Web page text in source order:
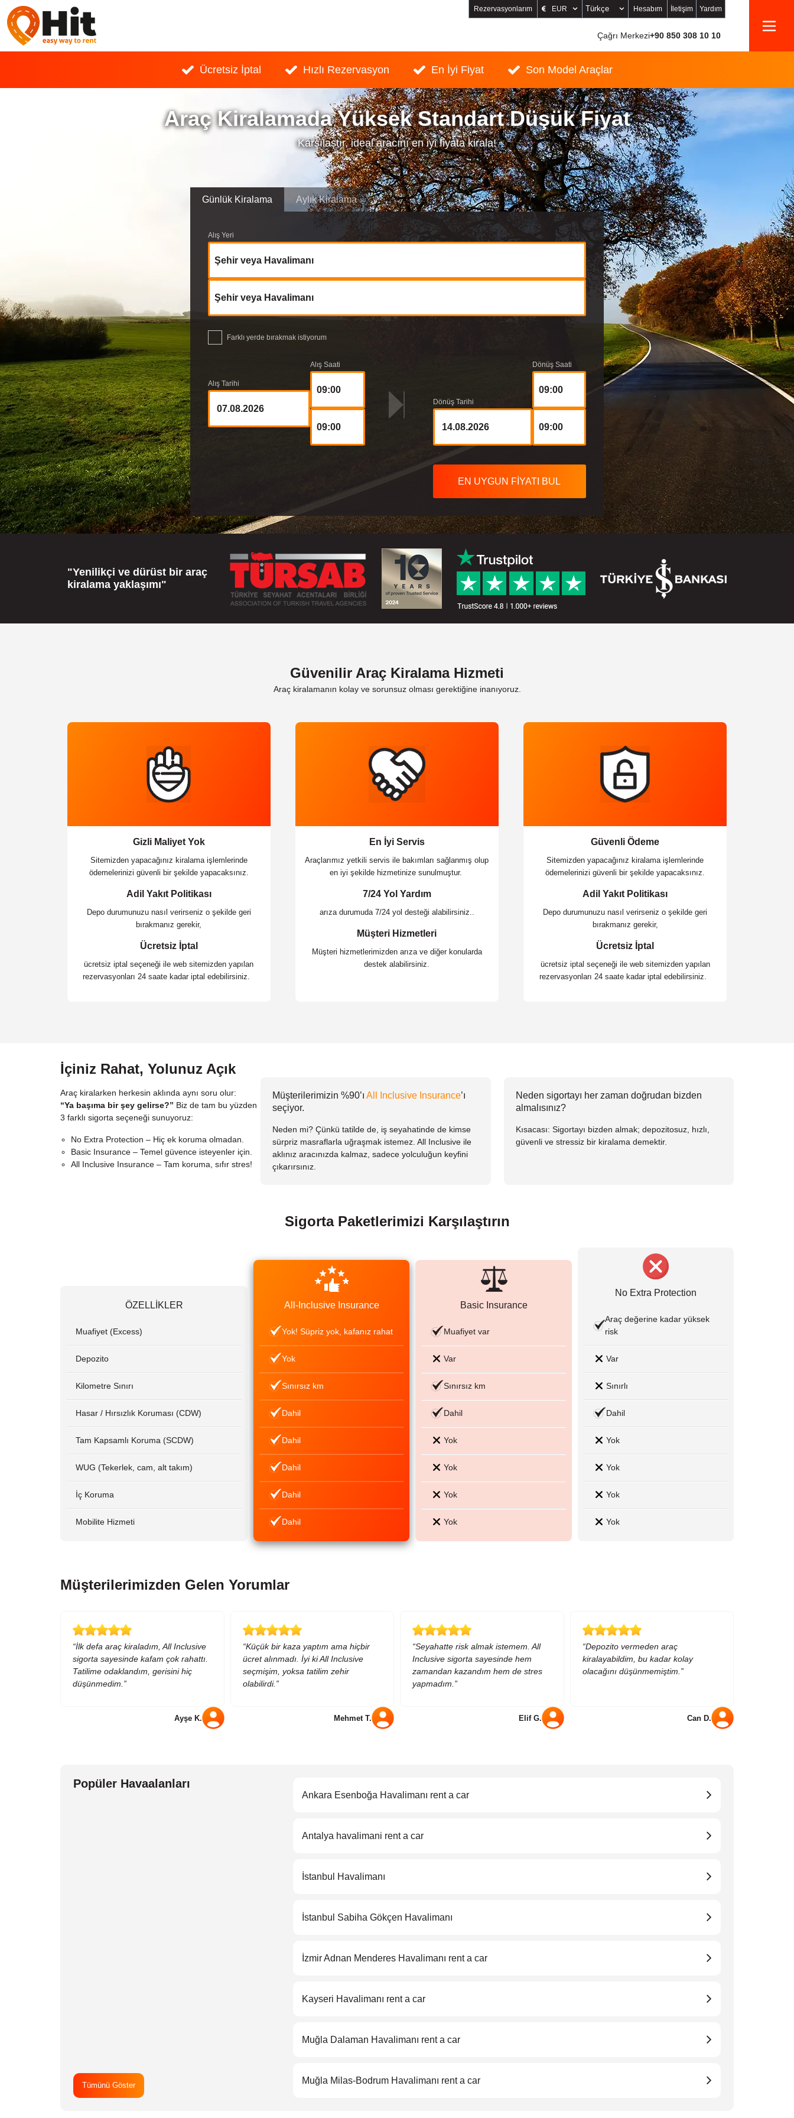
Rezervasyonlarım Hesabım İletişim Yardım
Türkçe
EUR
Çağrı Merkezi+90 850 308 10 10
Ücretsiz İptal Hızlı Rezervasyon En İyi Fiyat Son Model Araçlar
Araç Kiralamada Yüksek Standart Düşük Fiyat
Karşılaştır, ideal aracını en iyi fiyata kirala!
Günlük Kiralama Aylık Kiralama
Alış Yeri
Şehir veya Havalimanı
Şehir veya Havalimanı
Farklı yerde bırakmak istiyorum
Alış Tarihi
Alış Saati
09:00
09:00
Dönüş Tarihi
Dönüş Saati
09:00
09:00
EN UYGUN FİYATI BUL
"Yenilikçi ve dürüst bir araç
kiralama yaklaşımı"
Güvenilir Araç Kiralama Hizmeti
Araç kiralamanın kolay ve sorunsuz olması gerektiğine inanıyoruz.
Gizli Maliyet Yok
Sitemizden yapacağınız kiralama işlemlerinde
ödemelerinizi güvenli bir şekilde yapacaksınız.
Adil Yakıt Politikası
Depo durumunuzu nasıl verirseniz o şekilde geri
bırakmanız gerekir,
Ücretsiz İptal
ücretsiz iptal seçeneği ile web sitemizden yapılan
rezervasyonları 24 saate kadar iptal edebilirsiniz.
En İyi Servis
Araçlarımız yetkili servis ile bakımları sağlanmış olup
en iyi şekilde hizmetinize sunulmuştur.
7/24 Yol Yardım
arıza durumuda 7/24 yol desteği alabilirsiniz..
Müşteri Hizmetleri
Müşteri hizmetlerimizden arıza ve diğer konularda
destek alabilirsiniz.
Güvenli Ödeme
Sitemizden yapacağınız kiralama işlemlerinde
ödemelerinizi güvenli bir şekilde yapacaksınız.
Adil Yakıt Politikası
Depo durumunuzu nasıl verirseniz o şekilde geri
bırakmanız gerekir,
Ücretsiz İptal
ücretsiz iptal seçeneği ile web sitemizden yapılan
rezervasyonları 24 saate kadar iptal edebilirsiniz.
İçiniz Rahat, Yolunuz Açık
Araç kiralarken herkesin aklında aynı soru olur:
“Ya başıma bir şey gelirse?” Biz de tam bu yüzden
3 farklı sigorta seçeneği sunuyoruz:
No Extra Protection – Hiç ek koruma olmadan.
Basic Insurance – Temel güvence isteyenler için.
All Inclusive Insurance – Tam koruma, sıfır stres!
Müşterilerimizin %90’ıAll Inclusive Insurance’ı
seçiyor.
Neden mi? Çünkü tatilde de, iş seyahatinde de kimse
sürpriz masraflarla uğraşmak istemez. All Inclusive ile
aklınız aracınızda kalmaz, sadece yolculuğun keyfini
çıkarırsınız.
Neden sigortayı her zaman doğrudan bizden
almalısınız?
Kısacası: Sigortayı bizden almak; depozitosuz, hızlı,
güvenli ve stressiz bir kiralama demektir.
Sigorta Paketlerimizi Karşılaştırın
ÖZELLİKLER
Muafiyet (Excess)
Depozito
Kilometre Sınırı
Hasar / Hırsızlık Koruması (CDW)
Tam Kapsamlı Koruma (SCDW)
WUG (Tekerlek, cam, alt takım)
İç Koruma
Mobilite Hizmeti
All-Inclusive Insurance
Yok! Süpriz yok, kafanız rahat
Yok
Sınırsız km
Dahil
Dahil
Dahil
Dahil
Dahil
Basic Insurance
Muafiyet var
Var
Sınırsız km
Dahil
Yok
Yok
Yok
Yok
No Extra Protection
Araç değerine kadar yüksek
risk
Var
Sınırlı
Dahil
Yok
Yok
Yok
Yok
Müşterilerimizden Gelen Yorumlar
“İlk defa araç kiraladım, All Inclusive
sigorta sayesinde kafam çok rahattı.
Tatilime odaklandım, gerisini hiç
düşünmedim.”
Ayşe K.
“Küçük bir kaza yaptım ama hiçbir
ücret alınmadı. İyi ki All Inclusive
seçmişim, yoksa tatilim zehir
olabilirdi.”
Mehmet T.
“Seyahatte risk almak istemem. All
Inclusive sigorta sayesinde hem
zamandan kazandım hem de stres
yapmadım.”
Elif G.
“Depozito vermeden araç
kiralayabildim, bu kadar kolay
olacağını düşünmemiştim.”
Can D.
Popüler Havaalanları
Ankara Esenboğa Havalimanı rent a car
Antalya havalimani rent a car
İstanbul Havalimanı
İstanbul Sabiha Gökçen Havalimanı
İzmir Adnan Menderes Havalimanı rent a car
Kayseri Havalimanı rent a car
Muğla Dalaman Havalimanı rent a car
Muğla Milas-Bodrum Havalimanı rent a car
Tümünü Göster